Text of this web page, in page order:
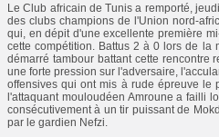
Le Club africain de Tunis a remporté,
des clubs champions de l'Union nord-
qui, en dépit d'une excellente première
cette compétition. Battus 2 à 0 lors de la
démarré tambour battant cette rencontre
une forte pression sur l'adversaire,
offensives qui ont mis à rude épreuve le
l'attaquant mouloudéen Amroune a failli
consécutivement à un tir puissant de
par le gardien Nefzi.